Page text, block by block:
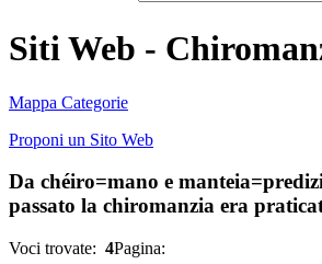
Siti Web -
Mappa Categorie
Proponi un Sito Web
Da chéiro=mano e
passato la chiromanzia era
Voci trovate: 4Pagina: